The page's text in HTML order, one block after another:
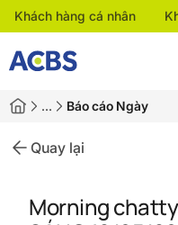
Khách hàng cá nhân
… Báo cáo Ngày
Quay lại
Morning